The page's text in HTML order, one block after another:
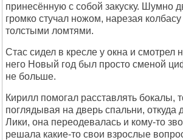
принесённую с собой закуску. Шумно
громко стучал ножом, нарезая
толстыми ломтями.
Стас сидел в кресле у окна и смотрел
него Новый год был просто сменой
не больше.
Кирилл помогал расставлять бокалы,
поглядывая на дверь спальни, откуда
Лики, она переодевалась и кому-то
решала какие-то свои взрослые